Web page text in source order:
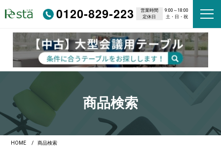
0120-829-223 営業時間
9:00～18:00
定休日
土・日・祝
商品検索
HOME 商品検索